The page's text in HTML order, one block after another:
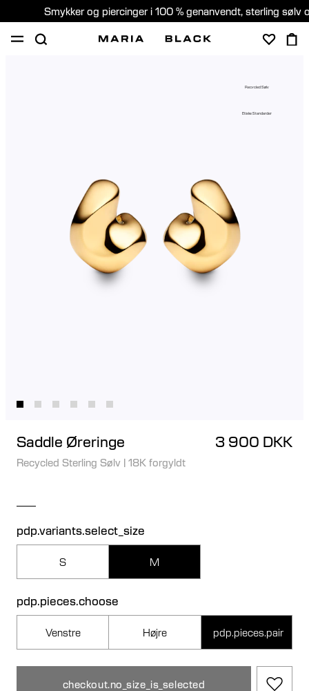
Smykker og piercinger i 100 % genanvendt, sterling sølv
Recycled Sølv
Etiske Standarder
Saddle Øreringe 3 900 DKK
Recycled Sterling Sølv | 18K forgyldt
pdp.variants.select_size
S M
pdp.pieces.choose
Venstre Højre pdp.pieces.pair
checkout.no_size_is_selected